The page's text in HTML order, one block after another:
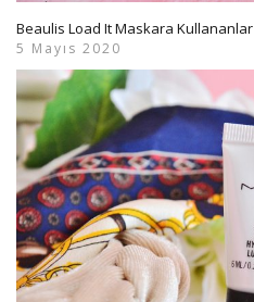
Beaulis Load It Maskara Kullananlar
5 Mayıs 2020